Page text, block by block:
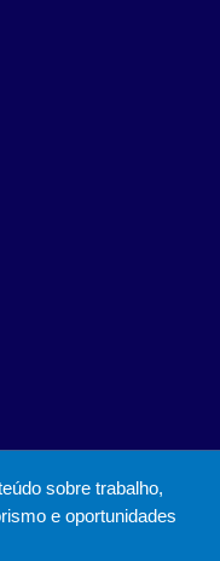
sobre trabalho,
e oportunidades